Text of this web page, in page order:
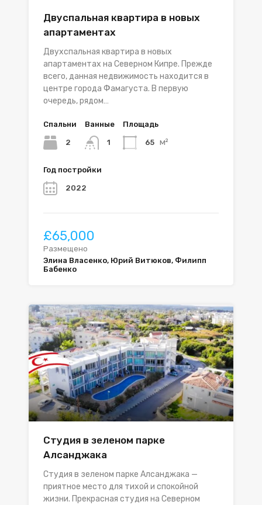
Двуспальная квартира в новых
апартаментах
Двухспальная квартира в новых
апартаментах на Северном Кипре. Прежде
всего, данная недвижимость находится в
центре города Фамагуста. В первую
очередь, рядом…
Спальни
2
Ванные
1
Площадь
65 м²
Год постройки
2022
£65,000
Размещено
Элина Власенко, Юрий Витюков, Филипп
Бабенко
Студия в зеленом парке
Алсанджака
Студия в зеленом парке Алсанджака —
приятное место для тихой и спокойной
жизни. Прекрасная студия на Северном